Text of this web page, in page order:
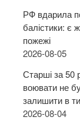
РФ вдарила
балістики: є
пожежі
2026-08-05
Старші за 50
воювати не
залишити в
2026-08-04